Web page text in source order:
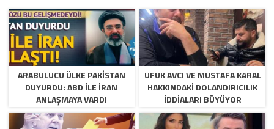
ARABULUCU ÜLKE PAKISTAN
DUYURDU: ABD ILE İRAN
ANLAŞMAYA VARDI
UFUK AVCI VE MUSTAFA KARAL
HAKKINDAKI DOLANDIRICILIK
İDDIALARI BÜYÜYOR